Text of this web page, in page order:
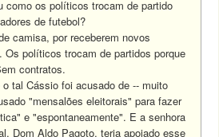
como os políticos trocam de partido
de futebol?
camisa, por receberem novos
Os políticos trocam de partidos porque
contratos.
tal Cássio foi acusado de -- muito
"mensalões eleitorais" para fazer
e "espontaneamente". E a senhora
Dom Aldo Pagoto, teria apoiado esse